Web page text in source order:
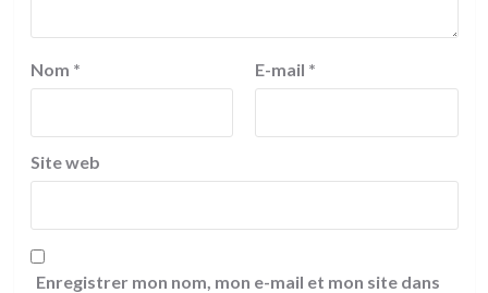
Nom * E-mail *
Site web
Enregistrer mon nom, mon e-mail et mon site dans